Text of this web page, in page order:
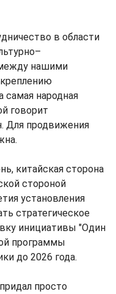
в области
нашими
самая народная
говорит
Для продвижения
китайская сторона
стороной
установления
стратегическое
инициативы "Один
программы
до 2026 года.
просто